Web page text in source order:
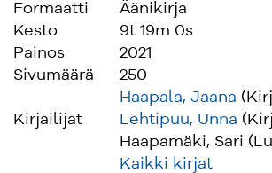
Formaatti
Äänikirja
Kesto
9t 19m 0s
Painos
2021
Sivumäärä
250
Kirjailijat
Haapala, Jaana
Lehtipuu, Unna
Haapamäki, Sari
Kaikki kirjat